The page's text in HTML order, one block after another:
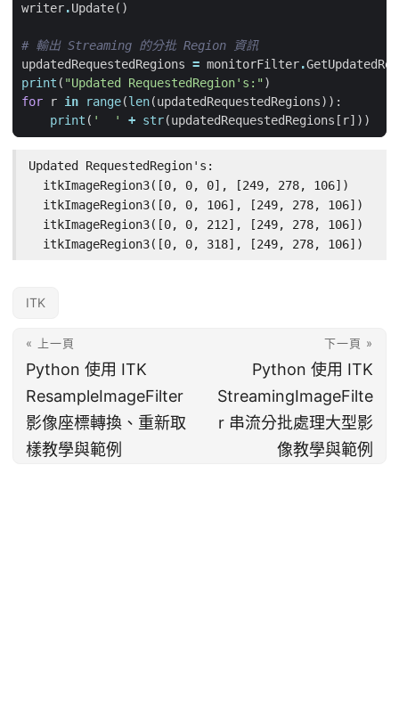
writer.Update()
# 輸出 Streaming 的分批 Region 資訊
updatedRequestedRegions = monitorFilter.
print ( "Updated RequestedRegion's:")
for
r in range(len(updatedRequestedRegions)):
print ( '  ' + str(updatedRequestedRegions [ r]))
Updated RequestedRegion's:
  itkImageRegion3([0, 0, 0], [249, 278, 106])
  itkImageRegion3([0, 0, 106], [249, 278, 106])
  itkImageRegion3([0, 0, 212], [249, 278, 106])
  itkImageRegion3([0, 0, 318], [249, 278, 106])
ITK
« 上一頁
Python 使用 ITK
ResampleImageFilter
影像座標轉換、重新取
樣教學與範例
下一頁 »
Python 使用 ITK
StreamingImageFilte
r 串流分批處理大型影
像教學與範例